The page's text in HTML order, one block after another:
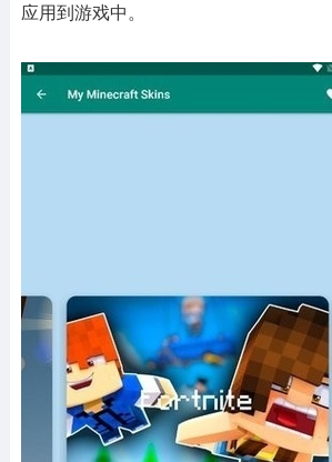
应用到游戏中。